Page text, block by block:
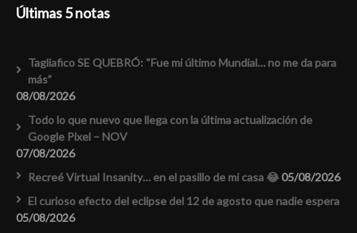
Últimas 5 notas
Tagliafico SE QUEBRÓ: “Fue mi último Mundial… no me da para
más”
08/08/2026
Todo lo que nuevo que llega con la última actualización de
Google Pixel – NOV
07/08/2026
Recreé Virtual Insanity… en el pasillo de mi casa 😂05/08/2026
El curioso efecto del eclipse del 12 de agosto que nadie espera
05/08/2026